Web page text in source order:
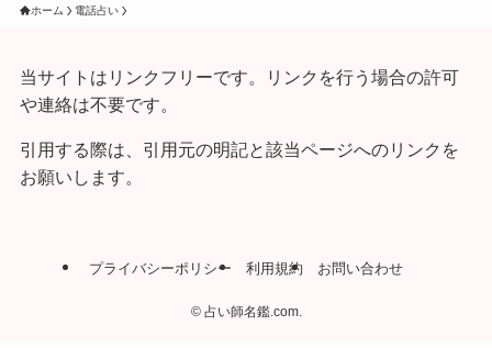
ホーム 電話占い
当サイトはリンクフリーです。リンクを行う場合の許可
や連絡は不要です。
引用する際は、引用元の明記と該当ページへのリンクを
お願いします。
プライバシーポリシー 利用規約 お問い合わせ
©占い師名鑑.com.